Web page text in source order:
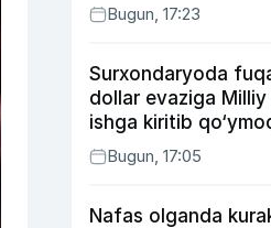
Bugun, 17:23
Surxondaryoda
dollar evaziga
ishga kiritib
shaxs ushlandi
Bugun, 17:05
Nafas olganda